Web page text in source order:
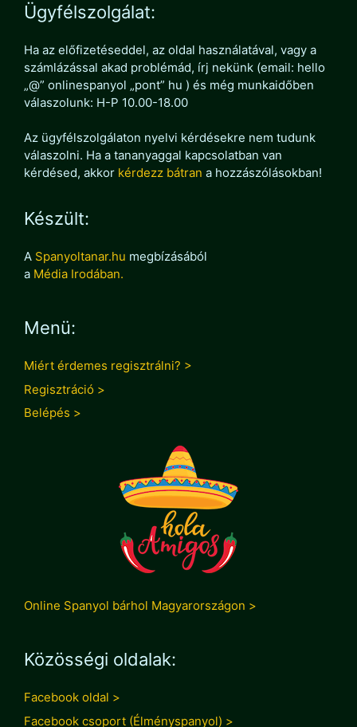
Ügyfélszolgálat:
Ha az előfizetéseddel, az oldal használatával, vagy a
számlázással akad problémád, írj nekünk (email: hello
„@” onlinespanyol „pont” hu ) és még munkaidőben
válaszolunk: H-P 10.00-18.00
Az ügyfélszolgálaton nyelvi kérdésekre nem tudunk
válaszolni. Ha a tananyaggal kapcsolatban van
kérdésed, akkor kérdezz bátran a hozzászólásokban!
Készült:
A Spanyoltanar.hu megbízásából
a Média Irodában.
Menü:
Miért érdemes regisztrálni? >
Regisztráció >
Belépés >
Online Spanyol bárhol Magyarországon >
Közösségi oldalak:
Facebook oldal >
Facebook csoport (Élményspanyol) >